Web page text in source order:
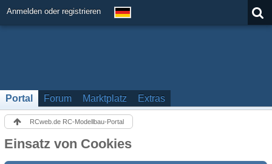
Anmelden oder registrieren
Portal Forum Marktplatz Extras
RCweb.de RC-Modellbau-Portal
Einsatz von Cookies